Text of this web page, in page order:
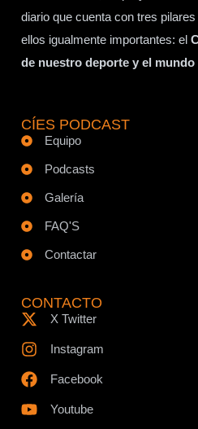
diario que cuenta con tres
ellos igualmente importantes: el
de nuestro deporte y el
CÍES PODCAST
Equipo
Podcasts
Galería
FAQ'S
Contactar
CONTACTO
X Twitter
Instagram
Facebook
Youtube